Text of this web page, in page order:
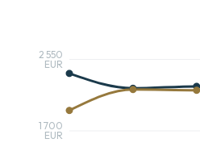
1 700
EUR
2 550
EUR